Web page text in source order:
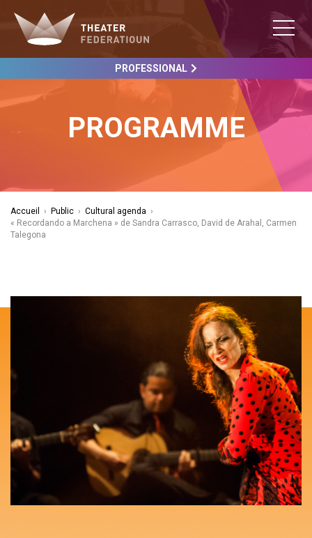
PROFESSIONAL
PROGRAMME
Accueil › Public › Cultural agenda ›
« Recordando a Marchena » de Sandra Carrasco, David de Arahal, Carmen
Talegona